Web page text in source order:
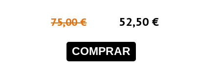
75,00 € 52,50 €
COMPRAR